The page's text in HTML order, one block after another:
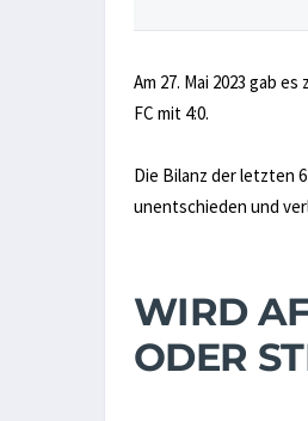
Am 27. Mai 2023 gab
FC mit 4:0.
Die Bilanz der letzten
unentschieden und
WIRD
ODER